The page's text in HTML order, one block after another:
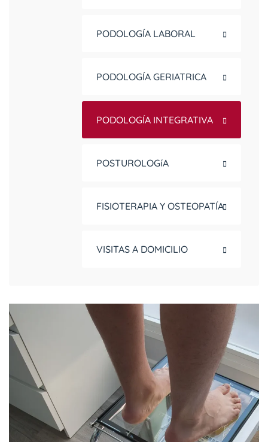
PODOLOGÍA LABORAL
PODOLOGÍA GERIATRICA
PODOLOGÍA INTEGRATIVA
POSTUROLOGíA
FISIOTERAPIA Y OSTEOPATÍA
VISITAS A DOMICILIO